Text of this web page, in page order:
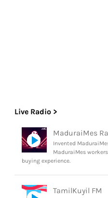
Live Radio >
MaduraiMes
Invented
MaduraiMes
buying experience.
TamilKuyil FM